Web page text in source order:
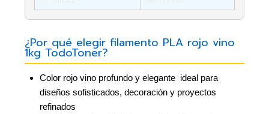
¿Por qué elegir filamento PLA rojo vino
1kg TodoToner?
Color rojo vino profundo y elegante  ideal para
diseños sofisticados, decoración y proyectos
refinados